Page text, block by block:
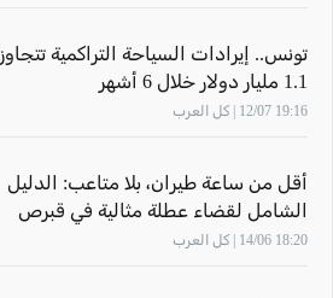
تونس.. إيرادات السياحة التراكمية تتجاوز
1.1 مليار دولار خلال 6 أشهر
19:16 12/07 | كل العرب
أقل من ساعة طيران، بلا متاعب: الدليل
الشامل لقضاء عطلة مثالية في قبرص
18:20 14/06 | كل العرب